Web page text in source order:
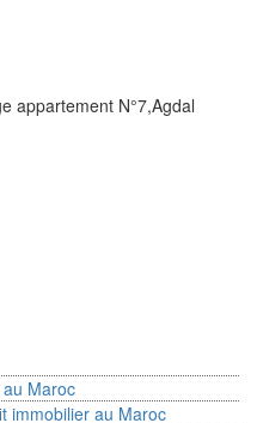
appartement N°7,Agdal
Maroc
immobilier au Maroc